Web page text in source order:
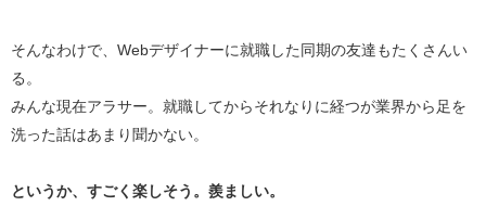
そんなわけで、Webデザイナーに就職した同期の友達もたくさんい
る。
みんな現在アラサー。就職してからそれなりに経つが業界から足を
洗った話はあまり聞かない。
というか、すごく楽しそう。羨ましい。